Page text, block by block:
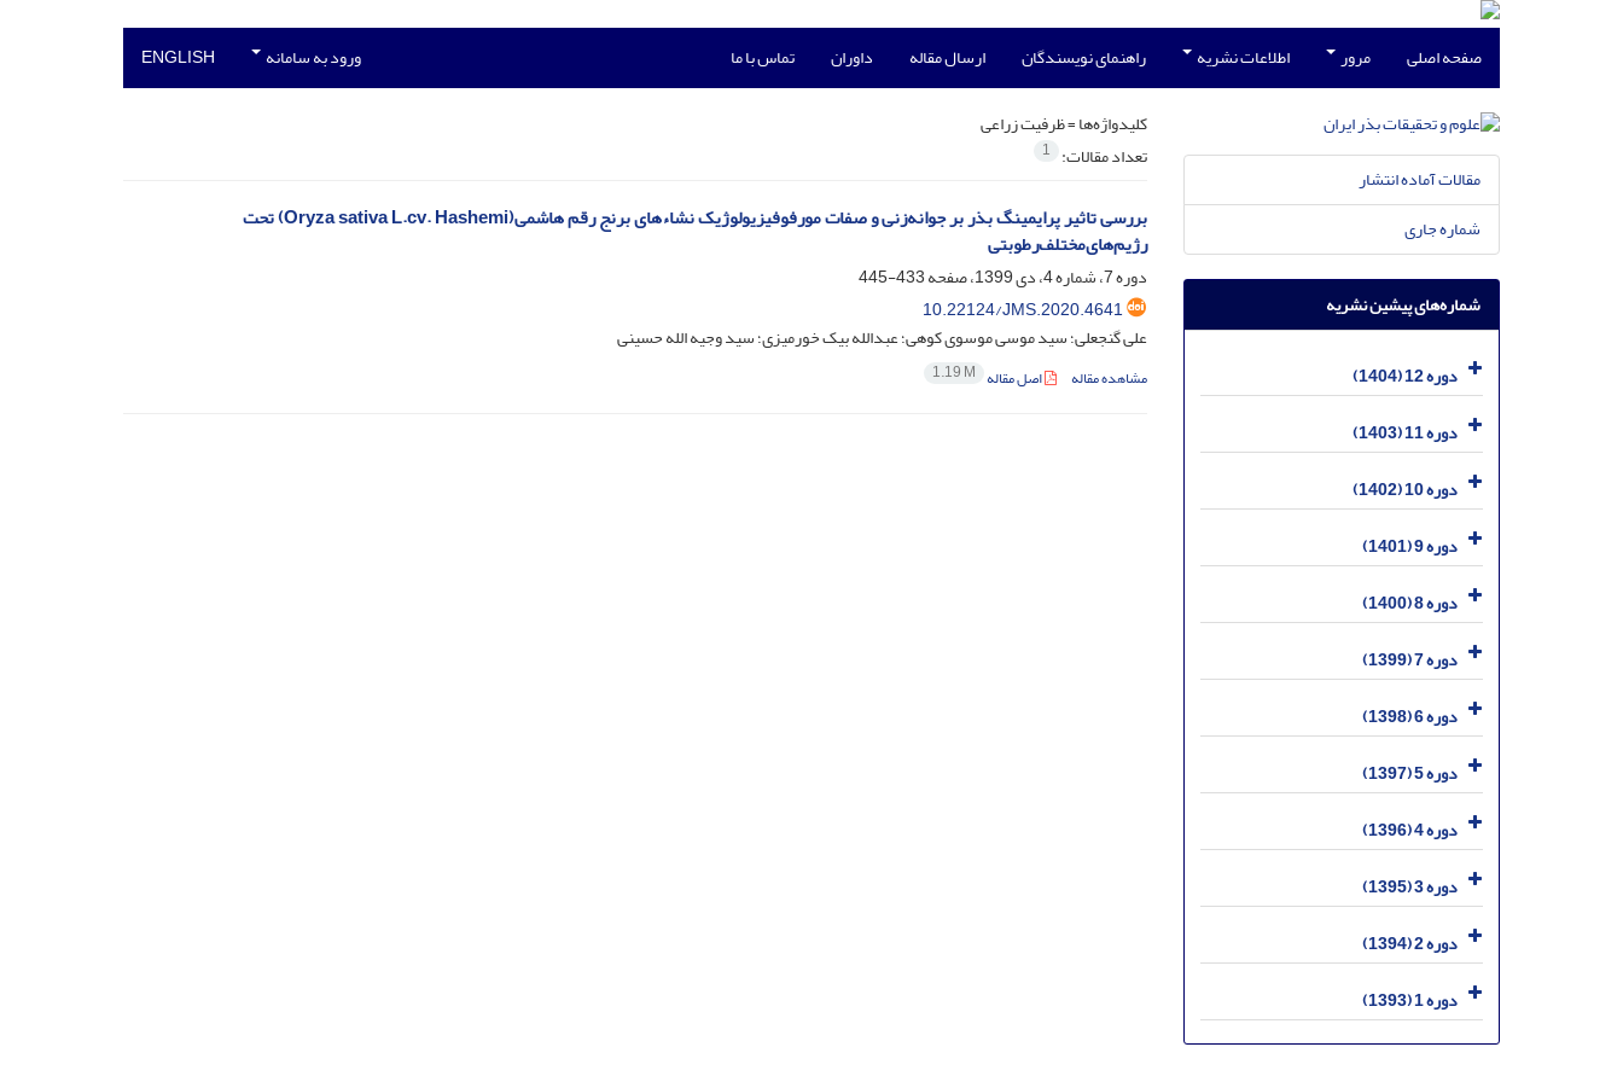
صفحه اصلی مرور اطلاعات نشریه راهنمای نویسندگان ارسال مقاله داوران تماس با ما ورود به سامانه ENGLISH
کلیدواژه‌ها =ظرفیت زراعی
تعداد مقالات: 1
بررسی تاثیر پرایمینگ بذر بر جوانه‌زنی و صفات مورفوفیزیولوژیک نشاءهای برنج رقم هاشمی(Oryza sativa L.cv. Hashemi) تحت
رژیم‌های‌مختلف‌رطوبتی
دوره 7، شماره 4، دی 1399، صفحه
433-445
10.22124/JMS.2020.4641
علی گنجعلی؛ سید موسی موسوی کوهی؛ عبدالله بیک خورمیزی؛ سید وجیه الله حسینی
مشاهده مقاله اصل مقاله 1.19 M
مقالات آماده انتشار
شماره جاری
شماره‌های پیشین نشریه
دوره 12 (1404)
دوره 11 (1403)
دوره 10 (1402)
دوره 9 (1401)
دوره 8 (1400)
دوره 7 (1399)
دوره 6 (1398)
دوره 5 (1397)
دوره 4 (1396)
دوره 3 (1395)
دوره 2 (1394)
دوره 1 (1393)